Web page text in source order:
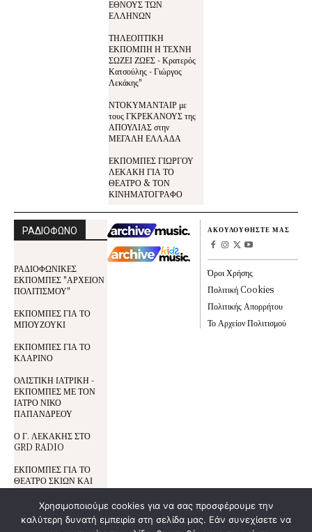
ΕΘΝΟΥΣ ΤΩΝ
ΕΛΛΗΝΩΝ
ΤΗΛΕΟΠΤΙΚΗ
ΕΚΠΟΜΠΗ Η ΤΕΧΝΗ
ΣΩΖΕΙ ΖΩΕΣ - Κρατερός
Κατσούλης - Γιώργος
Λεκάκης"
ΝΤΟΚΥΜΑΝΤΑΙΡ με
τους ΓΚΡΕΚΑΝΟΥΣ της
ΑΠΟΥΛΙΑΣ στην
ΜΕΓΑΛΗ ΕΛΛΑΔΑ
ΕΚΠΟΜΠΕΣ ΓΙΩΡΓΟΥ
ΛΕΚΑΚΗ ΓΙΑ ΤΟ
ΘΕΑΤΡΟ & ΤΟΝ
ΚΙΝΗΜΑΤΟΓΡΑΦΟ
ΡΑΔΙΟΦΩΝΟ
ΡΑΔΙΟΦΩΝΙΚΕΣ
ΕΚΠΟΜΠΕΣ "ΑΡΧΕΙΟΝ
ΠΟΛΙΤΙΣΜΟΥ"
ΕΚΠΟΜΠΕΣ ΓΙΑ ΤΟ
ΜΠΟΥΖΟΥΚΙ
ΕΚΠΟΜΠΕΣ ΓΙΑ ΤΟ
ΚΛΑΡΙΝΟ
ΟΛΙΣΤΙΚΗ ΙΑΤΡΙΚΗ -
ΕΚΠΟΜΠΕΣ ΜΕ ΤΟΝ
ΙΑΤΡΟ ΝΙΚΟ
ΠΑΠΑΝΔΡΕΟΥ
Ο Γ. ΛΕΚΑΚΗΣ ΣΤΟ
GRD RADIO
ΕΚΠΟΜΠΕΣ ΓΙΑ ΤΟ
ΘΕΑΤΡΟ ΣΚΙΩΝ ΚΑΙ
ΤΟΝ ΚΑΡΑΓΚΙΟΖΗ
ΑΚΟΥΛΟΥΘΗΣΤΕ ΜΑΣ
Όροι Χρήσης
Πολιτική Cookies
Πολιτικής Απορρήτου
Το Αρχείον Πολιτισμού
Όροι Χρήσης
Χρησιμοποιούμε cookies για να σας προσφέρουμε την
καλύτερη δυνατή εμπειρία στη σελίδα μας. Εάν συνεχίσετε να